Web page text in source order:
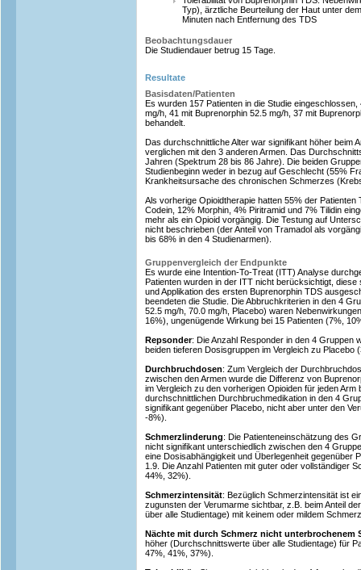
Typ), ärztliche Beurteilung der Haut unter
Minuten nach Entfernung des TDS
Beobachtungsdauer
Die Studiendauer betrug 15 Tage.
Resultate
Basisdaten/Patienten
Es wurden 157 Patienten in die Studie
mg/h, 41 mit Buprenorphin 52.5 mg/h, 37 mit
behandelt.
Das durchschnittliche Alter war signifikant höher beim
verglichen mit den 3 anderen Armen. Das
Jahren (Spektrum 28 bis 86 Jahre). Die beiden
Studienbeginn weder in bezug auf Geschlecht (55%
Krankheitsursache des chronischen Schmerzes
Als vorherige Opioidtherapie hatten 55% der
Codein, 12% Morphin, 4% Piritramid und 7% Tilidin
mehr als ein Opioid vorgängig. Die Testung auf
nicht beschrieben (der Anteil von Tramadol als
bis 68% in den 4 Studienarmen).
Gruppenvergleich der Endpunkte
Es wurde eine Intention-To-Treat (ITT) Analyse
Patienten wurden in der ITT nicht berücksichtigt,
und Applikation des ersten Buprenorphin TDS
beendeten die Studie. Die Abbruchkriterien in den 4
52.5 mg/h, 70.0 mg/h, Placebo) waren
16%), ungenügende Wirkung bei 15 Patienten (7%,
Repsonder: Die Anzahl Responder in den 4 Gruppen
beiden tieferen Dosisgruppen im Vergleich zu Placebo
Durchbruchdosen: Zum Vergleich der
zwischen den Armen wurde die Differenz von
im Vergleich zu den vorherigen Opioiden für jeden
durchschnittlichen Durchbruchmedikation in den 4
signifikant gegenüber Placebo, nicht aber unter den
-8%).
Schmerzlinderung: Die Patienteneinschätzung des
nicht signifikant unterschiedlich zwischen den 4
eine Dosisabhängigkeit und Überlegenheit gegenüber
1.9. Die Anzahl Patienten mit guter oder vollständiger
44%, 32%).
Schmerzintensität: Bezüglich Schmerzintensität ist
zugunsten der Verumarme sichtbar, z.B. beim Anteil
über alle Studientage) mit keinem oder mildem
Nächte mit durch Schmerz nicht unterbrochenem
höher (Durchschnittswerte über alle Studientage) für
47%, 41%, 37%).